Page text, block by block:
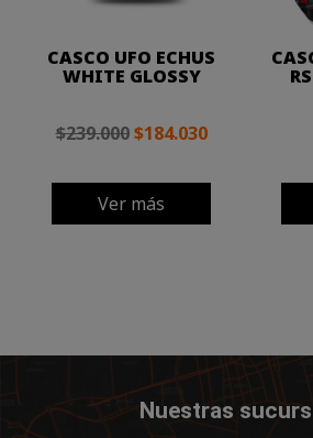
CASCO UFO ECHUS
WHITE GLOSSY
$239.000 $184.030
Ver más
Nuestras